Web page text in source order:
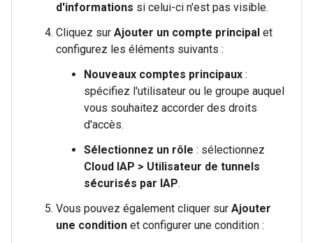
d'informations si celui-ci n'est pas visible.
Cliquez sur Ajouter un compte principal et
configurez les éléments suivants :
Nouveaux comptes principaux :
spécifiez l'utilisateur ou le groupe auquel
vous souhaitez accorder des droits
d'accès.
Sélectionnez un rôle : sélectionnez
Cloud IAP > Utilisateur de tunnels
sécurisés par IAP.
Vous pouvez également cliquer sur Ajouter
une condition et configurer une condition :